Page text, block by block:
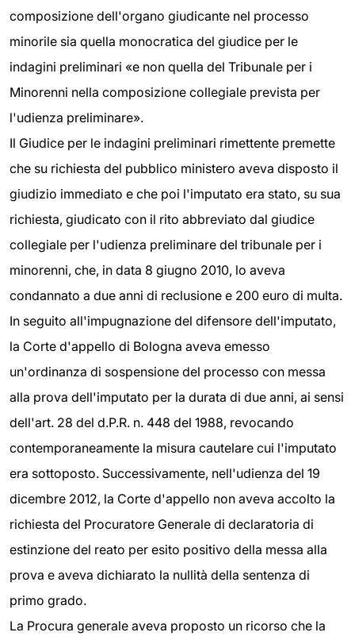
composizione dell'organo giudicante nel processo
minorile sia quella monocratica del giudice per le
indagini preliminari «e non quella del Tribunale per i
Minorenni nella composizione collegiale prevista per
l'udienza preliminare».
Il Giudice per le indagini preliminari rimettente premette
che su richiesta del pubblico ministero aveva disposto il
giudizio immediato e che poi l'imputato era stato, su sua
richiesta, giudicato con il rito abbreviato dal giudice
collegiale per l'udienza preliminare del tribunale per i
minorenni, che, in data 8 giugno 2010, lo aveva
condannato a due anni di reclusione e 200 euro di multa.
In seguito all'impugnazione del difensore dell'imputato,
la Corte d'appello di Bologna aveva emesso
un'ordinanza di sospensione del processo con messa
alla prova dell'imputato per la durata di due anni, ai sensi
dell'art. 28 del d.P.R. n. 448 del 1988, revocando
contemporaneamente la misura cautelare cui l'imputato
era sottoposto. Successivamente, nell'udienza del 19
dicembre 2012, la Corte d'appello non aveva accolto la
richiesta del Procuratore Generale di declaratoria di
estinzione del reato per esito positivo della messa alla
prova e aveva dichiarato la nullità della sentenza di
primo grado.
La Procura generale aveva proposto un ricorso che la